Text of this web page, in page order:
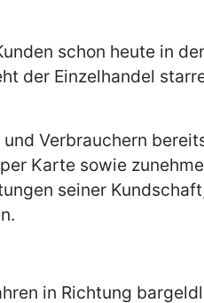
schon heute in
der Einzelhandel
Verbrauchern
Karte sowie
seiner
in Richtung